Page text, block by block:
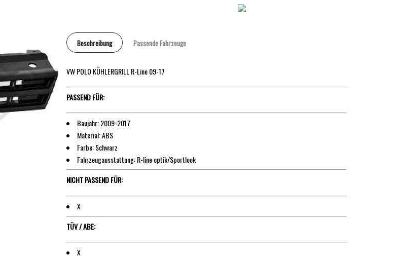
Beschreibung Passende Fahrzeuge
VW POLO KÜHLERGRILL R-Line 09-17
PASSEND FÜR:
Baujahr: 2009-2017
Material: ABS
Farbe: Schwarz
Fahrzeugausstattung: R-line optik/Sportlook
NICHT PASSEND FÜR:
X
TÜV / ABE:
X